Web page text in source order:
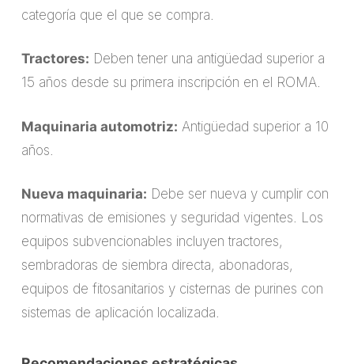
categoría que el que se compra.
Tractores: Deben tener una antigüedad superior a
15 años desde su primera inscripción en el ROMA.
Maquinaria automotriz: Antigüedad superior a 10
años.
Nueva maquinaria: Debe ser nueva y cumplir con
normativas de emisiones y seguridad vigentes. Los
equipos subvencionables incluyen tractores,
sembradoras de siembra directa, abonadoras,
equipos de fitosanitarios y cisternas de purines con
sistemas de aplicación localizada.